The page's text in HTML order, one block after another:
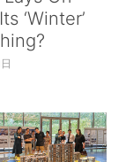
‘Winter’